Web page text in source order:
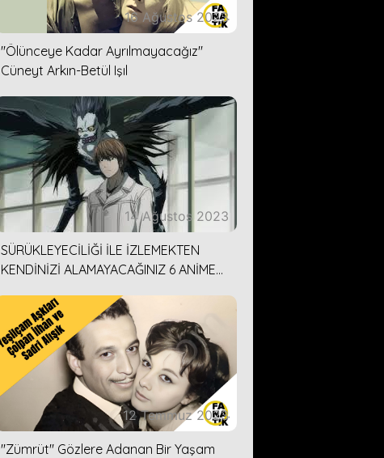
16 Ağustos 2023
''Ölünceye Kadar Ayrılmayacağız''
Cüneyt Arkın-Betül Işıl
14 Ağustos 2023
SÜRÜKLEYECİLİĞİ İLE İZLEMEKTEN
KENDİNİZİ ALAMAYACAĞINIZ 6 ANİME
12 Temmuz 2023
''Zümrüt'' Gözlere Adanan Bir Yaşam